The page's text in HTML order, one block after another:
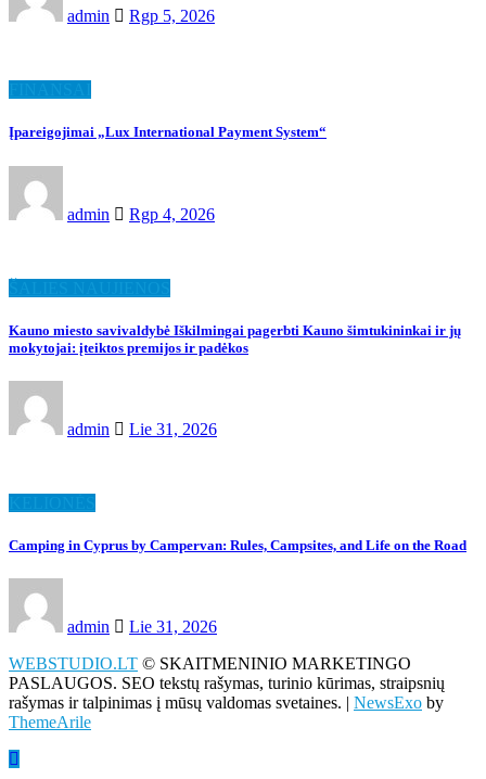
admin Rgp 5, 2026
Įpareigojimai „Lux International Payment System“
admin Rgp 4, 2026
Kauno miesto savivaldybė Iškilmingai pagerbti Kauno šimtukininkai ir jų
mokytojai: įteiktos premijos ir padėkos
admin Lie 31, 2026
Camping in Cyprus by Campervan: Rules, Campsites, and Life on the Road
admin
Lie 31, 2026
WEBSTUDIO.LT © SKAITMENINIO MARKETINGO
PASLAUGOS. SEO tekstų rašymas, turinio kūrimas, straipsnių
rašymas ir talpinimas į mūsų valdomas svetaines. | NewsExo by
ThemeArile